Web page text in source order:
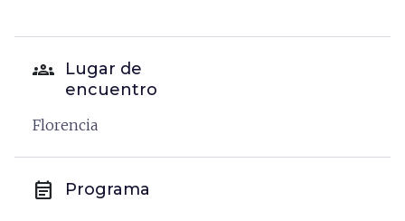
groups
Lugar de
encuentro
Florencia
event_note Programa